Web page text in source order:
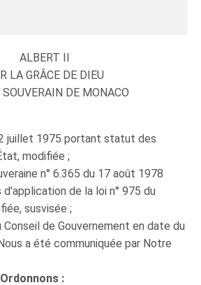
ALBERT II
LA GRÂCE DE DIEU
DE MONACO
juillet 1975 portant statut des
modifiée ;
n° 6.365 du 17 août 1978
de la loi n° 975 du
susvisée ;
de Gouvernement en date du
a été communiquée par Notre
: